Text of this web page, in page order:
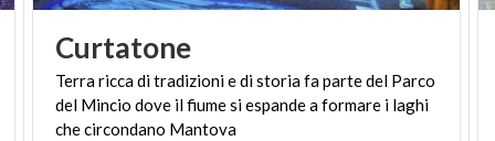
Curtatone
Terra ricca di tradizioni e di storia fa parte del Parco
del Mincio dove il fiume si espande a formare i laghi
che circondano Mantova